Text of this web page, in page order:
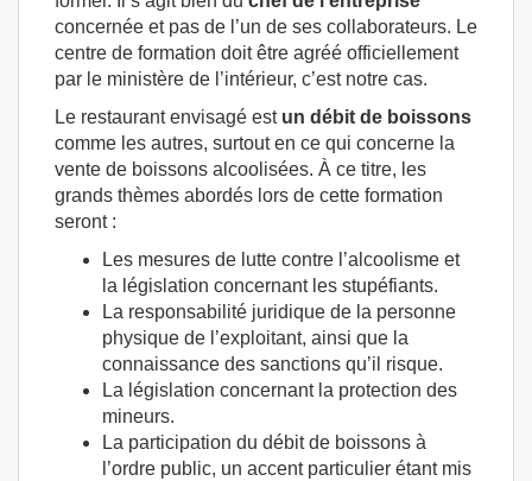
concernée et pas de l’un de ses collaborateurs. Le
centre de formation doit être agréé officiellement
par le ministère de l’intérieur, c’est notre cas.
Le restaurant envisagé est un débit de boissons
comme les autres, surtout en ce qui concerne la
vente de boissons alcoolisées. À ce titre, les
grands thèmes abordés lors de cette formation
seront :
Les mesures de lutte contre l’alcoolisme et
la législation concernant les stupéfiants.
La responsabilité juridique de la personne
physique de l’exploitant, ainsi que la
connaissance des sanctions qu’il risque.
La législation concernant la protection des
mineurs.
La participation du débit de boissons à
l’ordre public, un accent particulier étant mis